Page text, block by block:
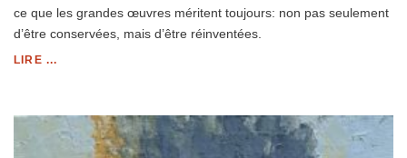
ce que les grandes œuvres méritent toujours: non pas seulement
d’être conservées, mais d’être réinventées.
LIRE ...